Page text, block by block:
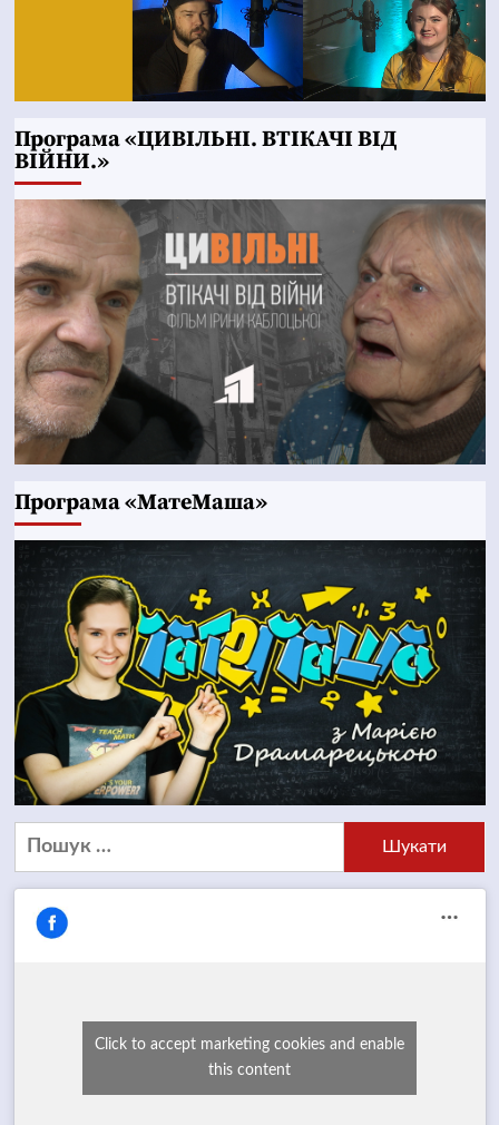
Програма «ЦИВІЛЬНІ. ВТІКАЧІ ВІД
ВІЙНИ.»
Програма «МатеМаша»
Пошук:
Click to accept marketing cookies and enable
this content